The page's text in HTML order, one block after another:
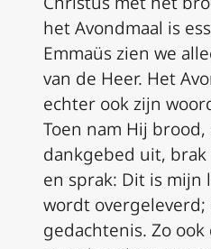
het Avondmaal is
Emmaüs zien we
van de Heer. Het
echter ook zijn
Toen nam Hij brood,
dankgebed uit,
en sprak: Dit is mijn
wordt
gedachtenis. Zo